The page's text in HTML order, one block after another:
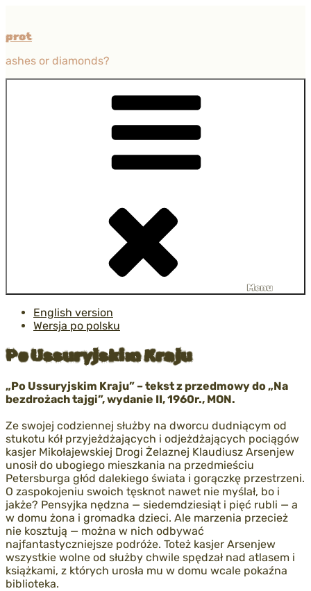
treści
prot
ashes or diamonds?
Menu
English version
Wersja po polsku
Po Ussuryjskim Kraju
„Po Ussuryjskim Kraju” – tekst z przedmowy do „Na
bezdrożach tajgi”, wydanie II, 1960r., MON.
Ze swojej codziennej służby na dworcu dudniącym od
stukotu kół przyjeżdżających i odjeżdżających pociągów
kasjer Mikołajewskiej Drogi Żelaznej Klaudiusz Arsenjew
unosił do ubogiego mieszkania na przedmieściu
Petersburga głód dalekiego świata i gorączkę przestrzeni.
O zaspokojeniu swoich tęsknot nawet nie myślał, bo i
jakże? Pensyjka nędzna — siedemdziesiąt i pięć rubli — a
w domu żona i gromadka dzieci. Ale marzenia przecież
nie kosztują — można w nich odbywać
najfantastyczniejsze podróże. Toteż kasjer Arsenjew
wszystkie wolne od służby chwile spędzał nad atlasem i
książkami, z których urosła mu w domu wcale pokaźna
biblioteka.